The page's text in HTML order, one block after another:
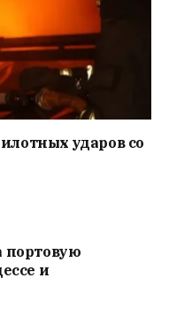
ударов со
портовую
и